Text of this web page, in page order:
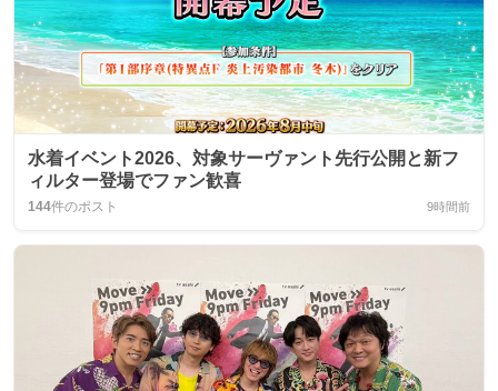
水着イベント2026、対象サーヴァント先行公開と新フ
ィルター登場でファン歓喜
144件のポスト 9時間前